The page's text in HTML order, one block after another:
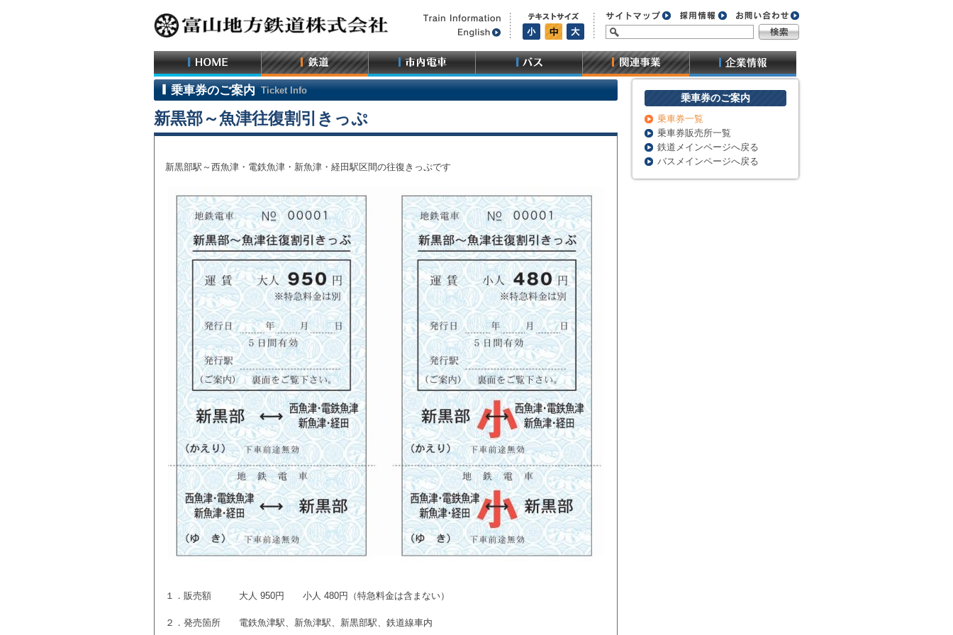
乗車券のご案内
乗車券一覧
乗車券販売所一覧
鉄道メインページへ戻る
バスメインページへ戻る
乗車券のご案内 Ticket Info
新黒部～魚津往復割引きっぷ
新黒部駅～西魚津・電鉄魚津・新魚津・経田駅区間の往復きっぷです
１．販売額 大人 950円 小人 480円（特急料金は含まない）
２．発売箇所 電鉄魚津駅、新魚津駅、新黒部駅、鉄道線車内